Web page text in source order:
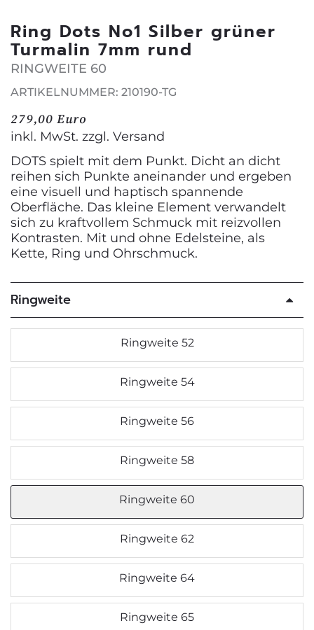
Ring Dots No1 Silber grüner
Turmalin 7mm rund
RINGWEITE 60
ARTIKELNUMMER: 210190-TG
279,00 Euro
inkl. MwSt. zzgl. Versand
DOTS spielt mit dem Punkt. Dicht an dicht
reihen sich Punkte aneinander und ergeben
eine visuell und haptisch spannende
Oberfläche. Das kleine Element verwandelt
sich zu kraftvollem Schmuck mit reizvollen
Kontrasten. Mit und ohne Edelsteine, als
Kette, Ring und Ohrschmuck.
Ringweite
Ringweite 52
Ringweite 54
Ringweite 56
Ringweite 58
Ringweite 60
Ringweite 62
Ringweite 64
Ringweite 65